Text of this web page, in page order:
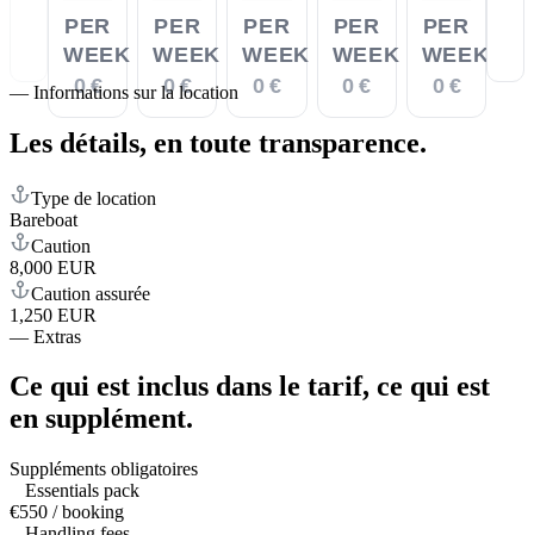
PER
WEEK
0 €
PER
WEEK
0 €
PER
WEEK
0 €
PER
WEEK
0 €
PER
WEEK
0 €
— Informations sur la location
Les détails, en toute transparence.
Type de location
Bareboat
Caution
8,000 EUR
Caution assurée
1,250 EUR
— Extras
Ce qui est inclus dans le tarif, ce qui est
en supplément.
Suppléments obligatoires
Essentials pack
€550 / booking